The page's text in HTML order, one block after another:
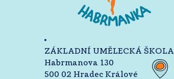
ZÁKLADNÍ UMĚLECKÁ ŠKOLA
Habrmanova 130
500 02 Hradec Králové